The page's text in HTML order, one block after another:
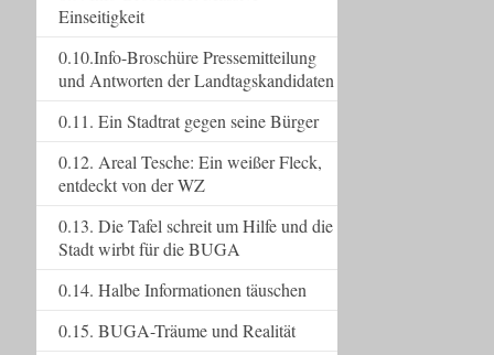
Einseitigkeit
0.10.Info-Broschüre Pressemitteilung
und Antworten der Landtagskandidaten
0.11. Ein Stadtrat gegen seine Bürger
0.12. Areal Tesche: Ein weißer Fleck,
entdeckt von der WZ
0.13. Die Tafel schreit um Hilfe und die
Stadt wirbt für die BUGA
0.14. Halbe Informationen täuschen
0.15. BUGA-Träume und Realität